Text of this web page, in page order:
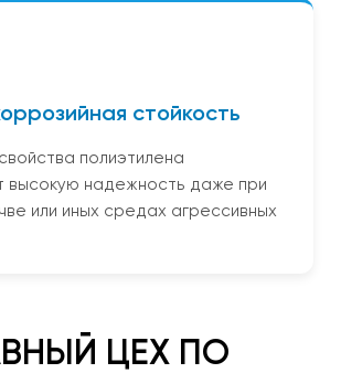
стойкость
полиэтилена
высокую надежность даже при
или иных средах агрессивных
ЦЕХ ПО